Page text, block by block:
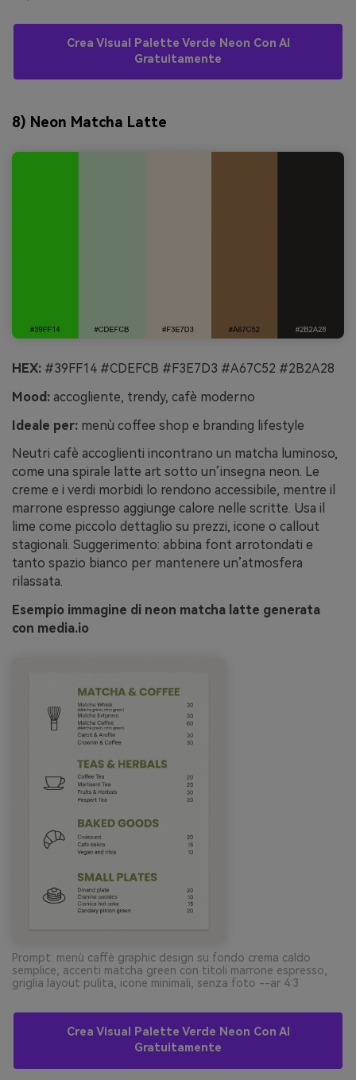
Crea Visual Palette Verde Neon Con AI
Gratuitamente
8) Neon Matcha Latte
HEX: #39FF14 #CDEFCB #F3E7D3 #A67C52 #2B2A28
Mood: accogliente, trendy, cafè moderno
Ideale per: menù coffee shop e branding lifestyle
Neutri cafè accoglienti incontrano un matcha luminoso,
come una spirale latte art sotto un’insegna neon. Le
creme e i verdi morbidi lo rendono accessibile, mentre il
marrone espresso aggiunge calore nelle scritte. Usa il
lime come piccolo dettaglio su prezzi, icone o callout
stagionali. Suggerimento: abbina font arrotondati e
tanto spazio bianco per mantenere un’atmosfera
rilassata.
Esempio immagine di neon matcha latte generata
con media.io
Prompt: menù caffè graphic design su fondo crema caldo
semplice, accenti matcha green con titoli marrone espresso,
griglia layout pulita, icone minimali, senza foto --ar 4:3
Crea Visual Palette Verde Neon Con AI
Gratuitamente